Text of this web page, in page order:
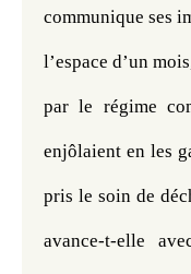
communique ses
l’espace d’un
par le régime
enjôlaient en les
pris le soin de
avance-t-elle